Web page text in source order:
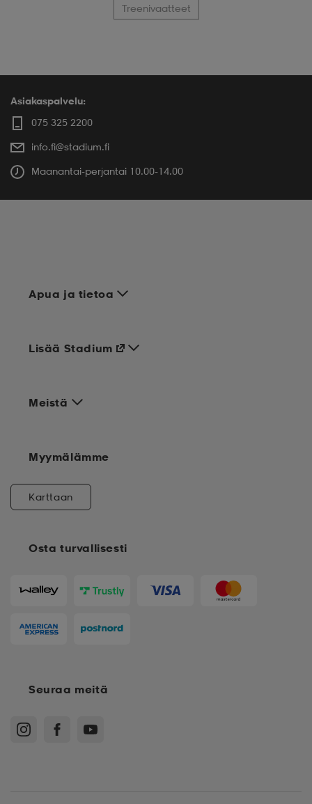
Treenivaatteet
Asiakaspalvelu:
075 325 2200
info.fi@stadium.fi
Maanantai-perjantai 10.00-14.00
Apua ja tietoa
Meistä
Osta turvallisesti
Lisää Stadium
Myymälämme
Karttaan
Seuraa meitä